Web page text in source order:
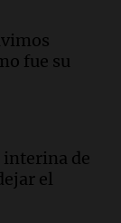
en
fue su
de
el